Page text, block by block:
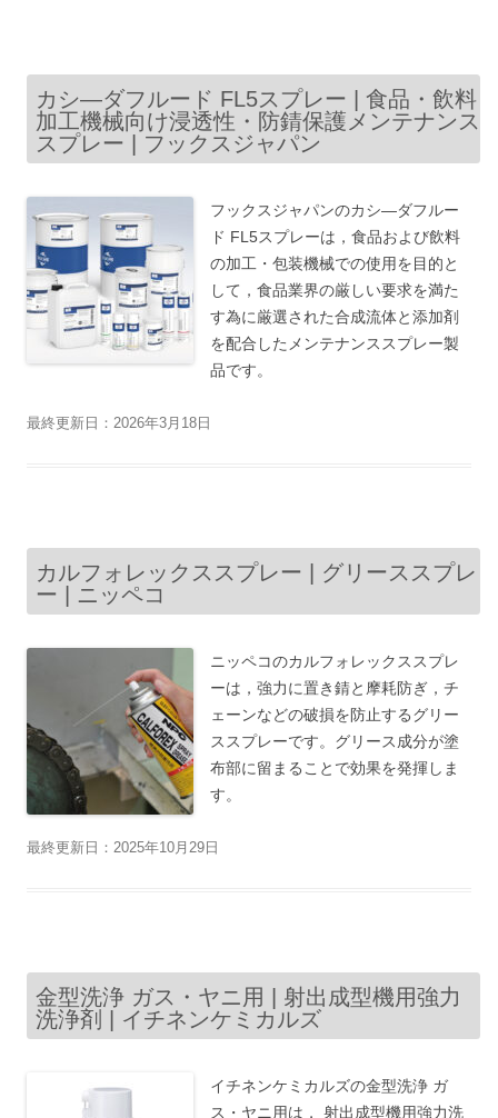
カシ―ダフルード FL5スプレー | 食品・飲料
加工機械向け浸透性・防錆保護メンテナンス
スプレー | フックスジャパン
フックスジャパンのカシ―ダフルー
ド FL5スプレーは，食品および飲料
の加工・包装機械での使用を目的と
して，食品業界の厳しい要求を満た
す為に厳選された合成流体と添加剤
を配合したメンテナンススプレー製
品です。
最終更新日：2026年3月18日
カルフォレックススプレー | グリーススプレ
ー | ニッペコ
ニッペコのカルフォレックススプレ
ーは，強力に置き錆と摩耗防ぎ，チ
ェーンなどの破損を防止するグリー
ススプレーです。グリース成分が塗
布部に留まることで効果を発揮しま
す。
最終更新日：2025年10月29日
金型洗浄 ガス・ヤニ用 | 射出成型機用強力
洗浄剤 | イチネンケミカルズ
イチネンケミカルズの金型洗浄 ガ
ス・ヤニ用は， 射出成型機用強力洗